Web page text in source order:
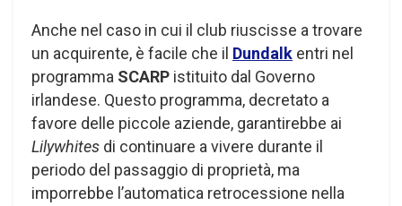
Anche nel caso in cui il club riuscisse a trovare
un acquirente, è facile che il Dundalk entri nel
programma SCARP istituito dal Governo
irlandese. Questo programma, decretato a
favore delle piccole aziende, garantirebbe ai
Lilywhites di continuare a vivere durante il
periodo del passaggio di proprietà, ma
imporrebbe l’automatica retrocessione nella